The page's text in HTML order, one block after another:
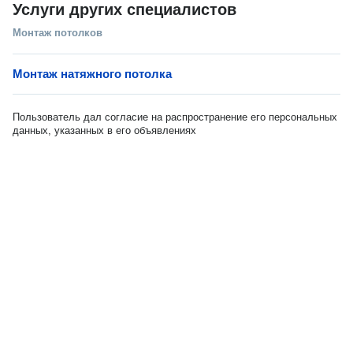
Услуги других специалистов
Монтаж потолков
Монтаж натяжного потолка
Пользователь дал согласие на распространение его персональных
данных, указанных в его объявлениях